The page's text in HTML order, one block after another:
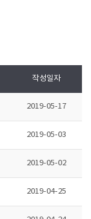
작성일자
2019-05-17
2019-05-03
2019-05-02
2019-04-25